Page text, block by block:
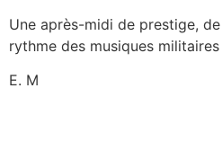
Une après-midi de prestige,
rythme des musiques militaires
E. M